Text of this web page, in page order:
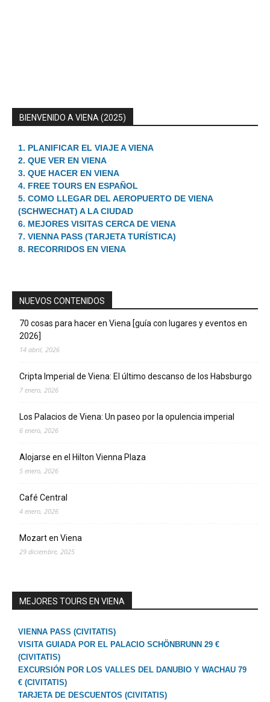
BIENVENIDO A VIENA (2025)
1. PLANIFICAR EL VIAJE A VIENA
2. QUE VER EN VIENA
3. QUE HACER EN VIENA
4. FREE TOURS EN ESPAÑOL
5. COMO LLEGAR DEL AEROPUERTO DE VIENA
(SCHWECHAT) A LA CIUDAD
6. MEJORES VISITAS CERCA DE VIENA
7. VIENNA PASS (TARJETA TURÍSTICA)
8. RECORRIDOS EN VIENA
NUEVOS CONTENIDOS
70 cosas para hacer en Viena [guía con lugares y eventos en
2026]
14 abril, 2026
Cripta Imperial de Viena: El último descanso de los Habsburgo
7 enero, 2026
Los Palacios de Viena: Un paseo por la opulencia imperial
6 enero, 2026
Alojarse en el Hilton Vienna Plaza
5 enero, 2026
Café Central
4 enero, 2026
Mozart en Viena
29 diciembre, 2025
MEJORES TOURS EN VIENA
VIENNA PASS (CIVITATIS)
VISITA GUIADA POR EL PALACIO SCHÖNBRUNN 29 €
(CIVITATIS)
EXCURSIÓN POR LOS VALLES DEL DANUBIO Y WACHAU 79
€ (CIVITATIS)
TARJETA DE DESCUENTOS (CIVITATIS)